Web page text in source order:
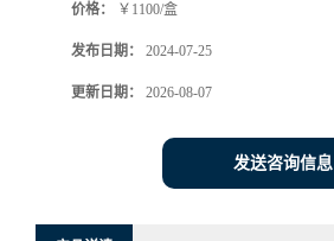
价格： ￥1100/盒
发布日期： 2024-07-25
更新日期： 2026-08-07
发送咨询信息